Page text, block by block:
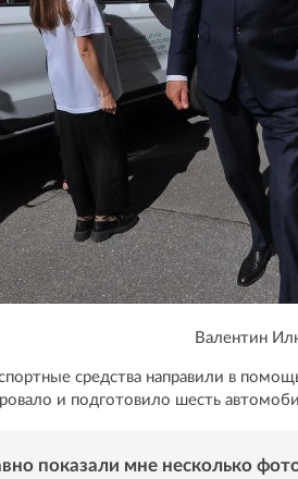
Валентин
средства направили в
и подготовило шесть
показали мне несколько